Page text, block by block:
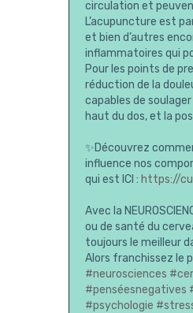
circulation et
L’acupuncture est
et bien d’autres
inflammatoires qui
Pour les points de
réduction de la
capables de
haut du dos, et la
✨Découvrez
influence nos
qui est ICI : https://
Avec la
ou de santé du
toujours le meilleur
Alors franchissez le
#neurosciences
#penséesnegatives
#psychologie